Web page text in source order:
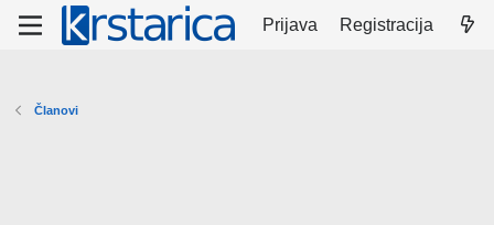
Prijava Registracija
Članovi